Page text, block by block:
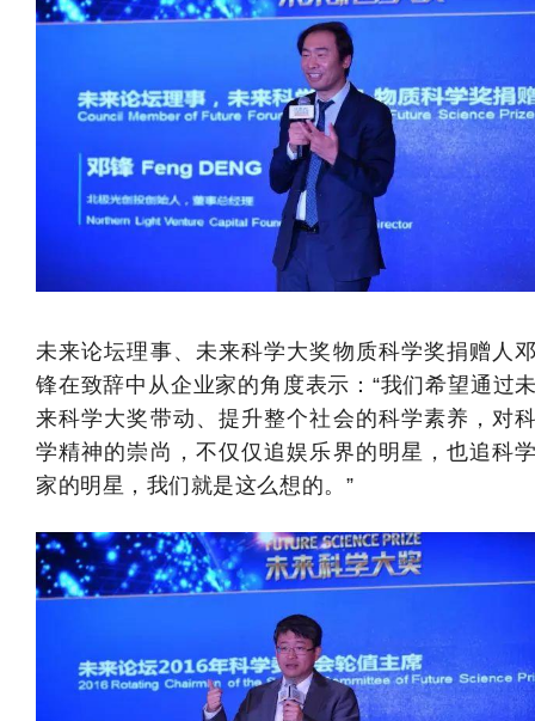
未来论坛理事、未来科学大奖物质科学奖捐赠人
锋在致辞中从企业家的角度表示：“我们希望通过
来科学大奖带动、提升整个社会的科学素养，对
学精神的崇尚，不仅仅追娱乐界的明星，也追科
家的明星，我们就是这么想的。 ”